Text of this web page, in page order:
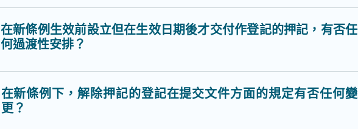
在新條例生效前設立但在生效日期後才交付作登記的押記，有否任
何過渡性安排？
在新條例下，解除押記的登記在提交文件方面的規定有否任何變
更？